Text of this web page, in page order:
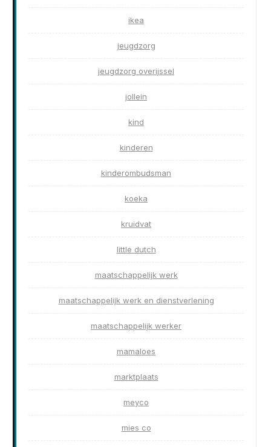
ikea
jeugdzorg
jeugdzorg overijssel
jollein
kind
kinderen
kinderombudsman
koeka
kruidvat
little dutch
maatschappelijk werk
maatschappelijk werk en dienstverlening
maatschappelijk werker
mamaloes
marktplaats
meyco
mies co